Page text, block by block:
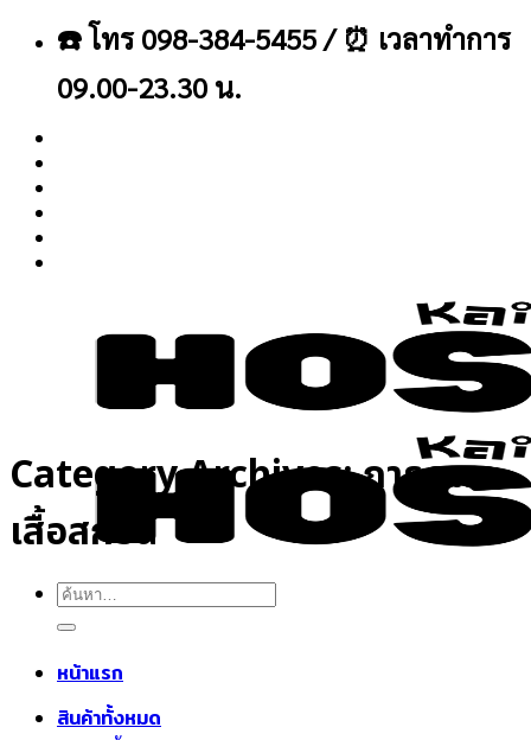
เนื้อหา
☎️ โทร 098-384-5455 / ⏰ เวลาทำการ
09.00-23.30 น.
ค้นหา:
หน้าแรก
สินค้าทั้งหมด
Category Archives:การดูแล
เสื้อสกรีน